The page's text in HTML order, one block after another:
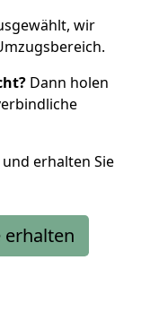
wir
Dann holen
erhalten Sie
erhalten